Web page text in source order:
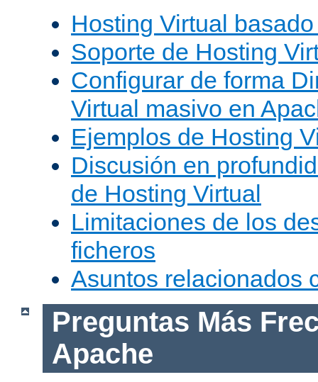
Hosting Virtual
Soporte de Hosting
Configurar de forma
Virtual masivo en
Ejemplos de Hosting
Discusión en
de Hosting Virtual
Limitaciones de los
ficheros
Asuntos relacionados
Preguntas Más
Apache